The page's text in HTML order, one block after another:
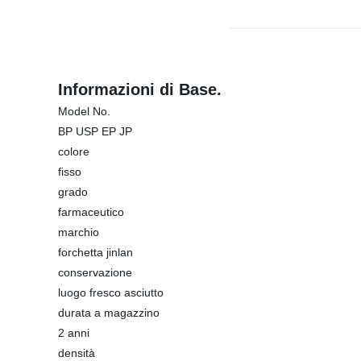
Informazioni di Base.
Model No.
BP USP EP JP
colore
fisso
grado
farmaceutico
marchio
forchetta jinlan
conservazione
luogo fresco asciutto
durata a magazzino
2 anni
densità